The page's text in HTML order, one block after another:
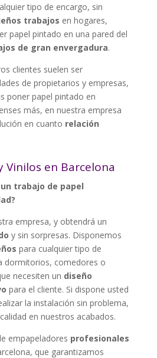
tipo de encargo, sin
trabajos en hogares,
papel pintado en una pared del
de gran envergadura.
clientes suelen ser
de propietarios y empresas,
poner papel pintado en
más, en nuestra empresa
en cuanto relación
Vinilos en Barcelona
trabajo de papel
empresa, y obtendrá un
y sin sorpresas. Disponemos
para cualquier tipo de
dormitorios, comedores o
necesiten un diseño
para el cliente. Si dispone usted
la instalación sin problema,
en nuestros acabados.
empapeladores profesionales
que garantizamos